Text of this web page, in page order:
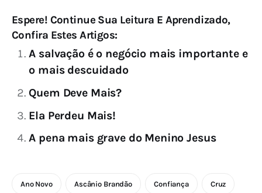
Espere! Continue Sua Leitura E Aprendizado,
Confira Estes Artigos:
A salvação é o negócio mais importante e
o mais descuidado
Quem Deve Mais?
Ela Perdeu Mais!
A pena mais grave do Menino Jesus
Ano Novo Ascânio Brandão Confiança Cruz